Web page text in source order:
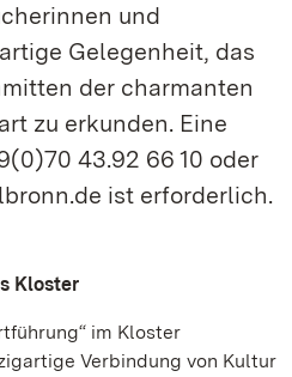
und
Gelegenheit, das
der charmanten
zu erkunden. Eine
43.92 66 10 oder
ist erforderlich.
Kloster
im Kloster
Verbindung von Kultur